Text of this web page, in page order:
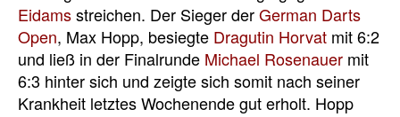
Eidamsstreichen. Der Sieger derGerman Darts
Open, Max Hopp, besiegte Dragutin Horvat mit 6:2
und ließ in der Finalrunde Michael Rosenauer mit
6:3 hinter sich und zeigte sich somit nach seiner
Krankheit letztes Wochenende gut erholt. Hopp